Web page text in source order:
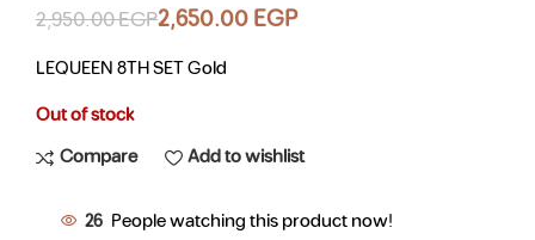
2,950.00EGP2,650.00EGP
LEQUEEN 8TH SET Gold
Out of stock
Compare
Add to wishlist
26 People watching this product now!